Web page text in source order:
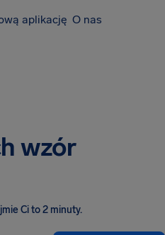
aplikację O nas
wzór
Ci to 2 minuty.